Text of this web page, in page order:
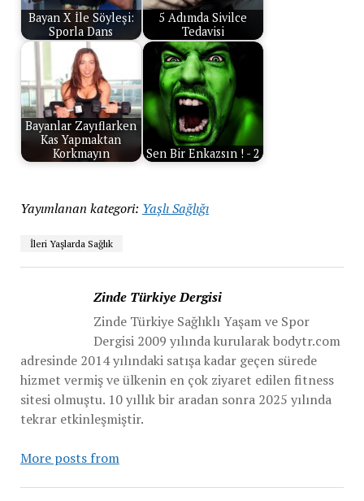
Bayan X İle Söyleşi:
Sporla Dans
5 Adımda Sivilce
Tedavisi
Bayanlar Zayıflarken
Kas Yapmaktan
Korkmayın
Sen Bir Enkazsın ! - 2
Yayımlanan kategori: Yaşlı Sağlığı
İleri Yaşlarda Sağlık
Zinde Türkiye Dergisi
Zinde Türkiye Sağlıklı Yaşam ve Spor
Dergisi 2009 yılında kurularak bodytr.com
adresinde 2014 yılındaki satışa kadar geçen sürede
hizmet vermiş ve ülkenin en çok ziyaret edilen fitness
sitesi olmuştu. 10 yıllık bir aradan sonra 2025 yılında
tekrar etkinleşmiştir.
More posts from